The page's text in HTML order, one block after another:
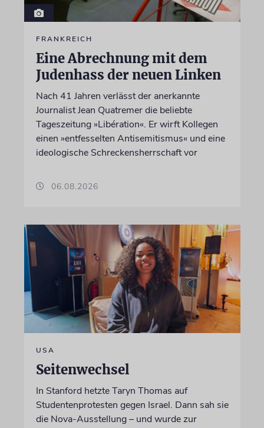
FRANKREICH
Eine Abrechnung mit dem
Judenhass der neuen Linken
Nach 41 Jahren verlässt der anerkannte
Journalist Jean Quatremer die beliebte
Tageszeitung »Libération«. Er wirft Kollegen
einen »entfesselten Antisemitismus« und eine
ideologische Schreckensherrschaft vor
06.08.2026
USA
Seitenwechsel
In Stanford hetzte Taryn Thomas auf
Studentenprotesten gegen Israel. Dann sah sie
die Nova-Ausstellung – und wurde zur